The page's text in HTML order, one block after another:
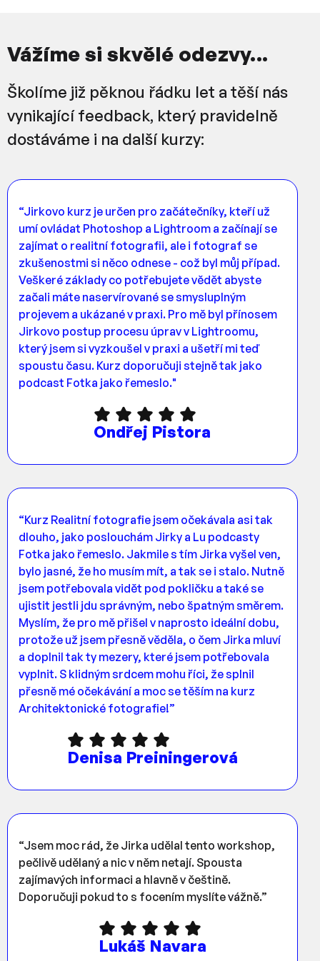
Vážíme si skvělé odezvy...
Školíme již pěknou řádku let a těší nás
vynikající feedback, který pravidelně
dostáváme i na další kurzy:
“Jirkovo kurz je určen pro začátečníky, kteří už
umí ovládat Photoshop a Lightroom a začínají se
zajímat o realitní fotografii, ale i fotograf se
zkušenostmi si něco odnese - což byl můj případ.
Veškeré základy co potřebujete vědět abyste
začali máte naservírované se smysluplným
projevem a ukázané v praxi. Pro mě byl přínosem
Jirkovo postup procesu úprav v Lightroomu,
který jsem si vyzkoušel v praxi a ušetří mi teď
spoustu času. Kurz doporučuji stejně tak jako
podcast Fotka jako řemeslo."
Ondřej Pistora
“Kurz Realitní fotografie jsem očekávala asi tak
dlouho, jako poslouchám Jirky a Lu podcasty
Fotka jako řemeslo. Jakmile s tím Jirka vyšel ven,
bylo jasné, že ho musím mít, a tak se i stalo. Nutně
jsem potřebovala vidět pod pokličku a také se
ujistit jestli jdu správným, nebo špatným směrem.
Myslím, že pro mě přišel v naprosto ideální dobu,
protože už jsem přesně věděla, o čem Jirka mluví
a doplnil tak ty mezery, které jsem potřebovala
vyplnit. S klidným srdcem mohu říci, že splnil
přesně mé očekávání a moc se těším na kurz
Architektonické fotografie!”
Denisa Preiningerová
“Jsem moc rád, že Jirka udělal tento workshop,
pečlivě udělaný a nic v něm netají. Spousta
zajímavých informaci a hlavně v češtině.
Doporučuji pokud to s focením myslíte vážně.”
Lukáš Navara